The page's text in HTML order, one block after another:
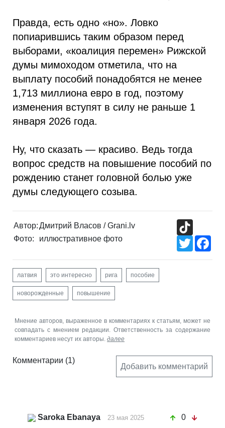
Правда, есть одно «но». Ловко
попиарившись таким образом перед
выборами, «коалиция перемен» Рижской
думы мимоходом отметила, что на
выплату пособий понадобятся не менее
1,713 миллиона евро в год, поэтому
изменения вступят в силу не раньше 1
января 2026 года.
Ну, что сказать — красиво. Ведь тогда
вопрос средств на повышение пособий по
рождению станет головной болью уже
думы следующего созыва.
Автор:Дмитрий Власов / Grani.lv
Фото:
иллюстративное фото
Twitter
латвия это интересно рига пособие
новорожденные повышение
Мнение авторов, выраженное в комментариях к статьям, может не
совпадать с мнением редакции. Ответственность за содержание
комментариев несут их авторы. далее
Комментарии (1)
Добавить комментарий
Saroka Ebanaya 23 мая 2025 0